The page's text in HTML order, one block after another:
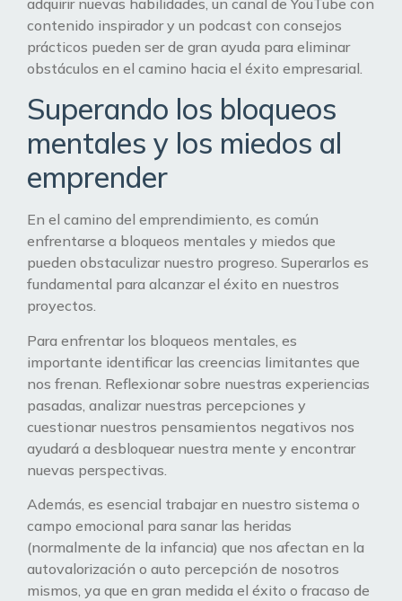
contenido inspirador y un podcast con consejos
prácticos pueden ser de gran ayuda para eliminar
obstáculos en el camino hacia el éxito empresarial.
Superando los bloqueos
mentales y los miedos al
emprender
En el camino del emprendimiento, es común
enfrentarse a bloqueos mentales y miedos que
pueden obstaculizar nuestro progreso. Superarlos es
fundamental para alcanzar el éxito en nuestros
proyectos.
Para enfrentar los bloqueos mentales, es
importante identificar las creencias limitantes que
nos frenan. Reflexionar sobre nuestras experiencias
pasadas, analizar nuestras percepciones y
cuestionar nuestros pensamientos negativos nos
ayudará a desbloquear nuestra mente y encontrar
nuevas perspectivas.
Además, es esencial trabajar en nuestro sistema o
campo emocional para sanar las heridas
(normalmente de la infancia) que nos afectan en la
autovalorización o auto percepción de nosotros
mismos, ya que en gran medida el éxito o fracaso de